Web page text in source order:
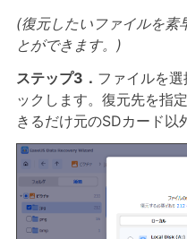
(復元したいファイルを素
とができます。)
ステップ3． ファイルを
ックします。復元先を指
きるだけ元のSDカード以